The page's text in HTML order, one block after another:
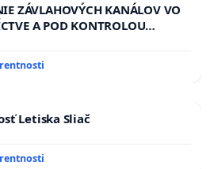
ZÁVLAHOVÝCH KANÁLOV VO
A POD KONTROLOU
& žiadosť na riešenie
Letiska Sliač